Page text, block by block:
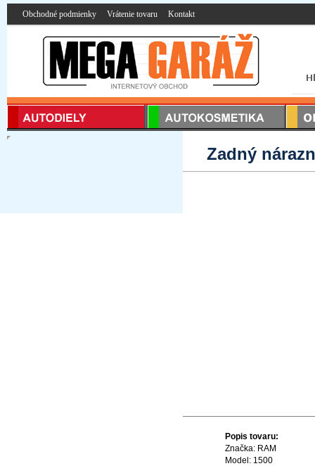
Obchodné podmienky Vrátenie tovaru Kontakt
Zadný
Popis tovaru:
Značka: RAM
Model: 1500